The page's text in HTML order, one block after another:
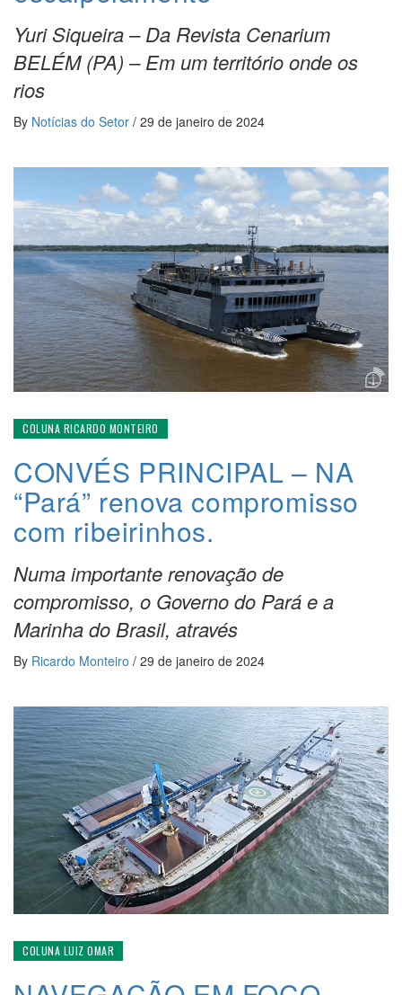
Yuri Siqueira – Da Revista Cenarium
BELÉM (PA) – Em um território onde os
rios
By Notícias do Setor / 29 de janeiro de 2024
COLUNA RICARDO MONTEIRO
CONVÉS PRINCIPAL – NA
“Pará” renova compromisso
com ribeirinhos.
Numa importante renovação de
compromisso, o Governo do Pará e a
Marinha do Brasil, através
By Ricardo Monteiro / 29 de janeiro de 2024
COLUNA LUIZ OMAR